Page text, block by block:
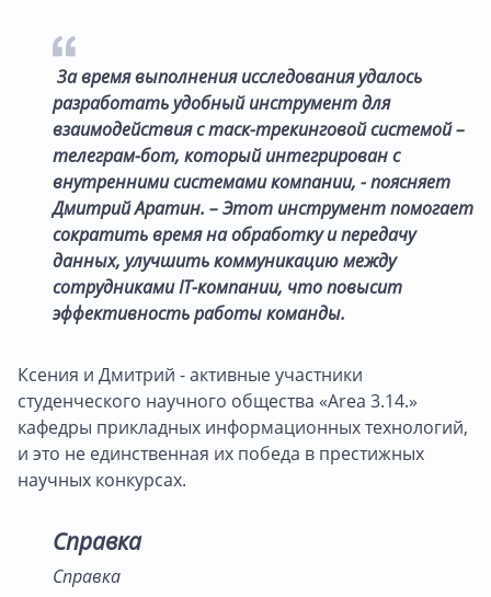
За время выполнения исследования удалось
разработать удобный инструмент для
взаимодействия с таск-трекинговой системой –
телеграм-бот, который интегрирован с
внутренними системами компании, - поясняет
Дмитрий Аратин. – Этот инструмент помогает
сократить время на обработку и передачу
данных, улучшить коммуникацию между
сотрудниками IT-компании, что повысит
эффективность работы команды.
Ксения и Дмитрий - активные участники
студенческого научного общества «Area 3.14.»
кафедры прикладных информационных технологий,
и это не единственная их победа в престижных
научных конкурсах.
Справка
Справка